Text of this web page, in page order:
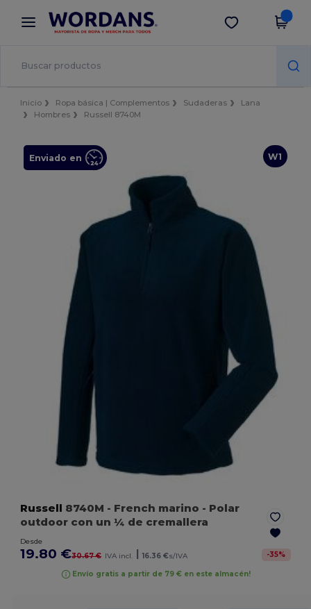
× App de Wordans
¡Mejores precios en app!
Descargar app
Inicio Ropa básica | Complementos Sudaderas
Lana
Hombres
Russell 8740M
W1
Enviado en
Russell 8740M - French marino - Polar
outdoor con un ¼ de cremallera
Desde
19.80 €30.67 € IVA incl. | 16.36 €s/IVA -35%
Envío gratis a partir de 79 € en este almacén!